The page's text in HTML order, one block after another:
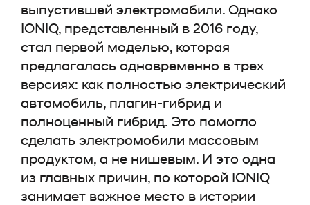
выпустившей электромобили. Однако
IONIQ, представленный в 2016 году,
стал первой моделью, которая
предлагалась одновременно в трех
версиях: как полностью электрический
автомобиль, плагин-гибрид и
полноценный гибрид. Это помогло
сделать электромобили массовым
продуктом, а не нишевым. И это одна
из главных причин, по которой IONIQ
занимает важное место в истории